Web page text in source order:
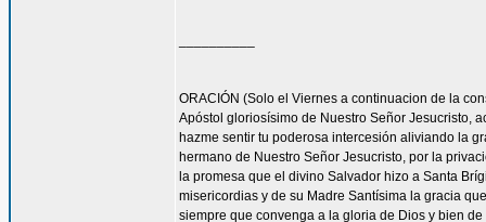
ORACIÓN (Solo el Viernes a continuacion de la
Apóstol gloriosísimo de Nuestro Señor Jesucristo,
hazme sentir tu poderosa intercesión aliviando la
hermano de Nuestro Señor Jesucristo, por la
la promesa que el divino Salvador hizo a Santa
misericordias y de su Madre Santísima la gracia
siempre que convenga a la gloria de Dios y bien de